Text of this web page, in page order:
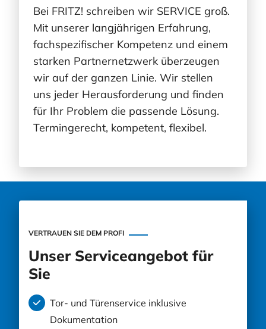
Bei FRITZ! schreiben wir SERVICE groß.
Mit unserer langjährigen Erfahrung,
fachspezifischer Kompetenz und einem
starken Partnernetzwerk überzeugen
wir auf der ganzen Linie. Wir stellen
uns jeder Herausforderung und finden
für Ihr Problem die passende Lösung.
Termingerecht, kompetent, flexibel.
VERTRAUEN SIE DEM PROFI
Unser Serviceangebot für
Sie
Tor- und Türenservice inklusive
Dokumentation